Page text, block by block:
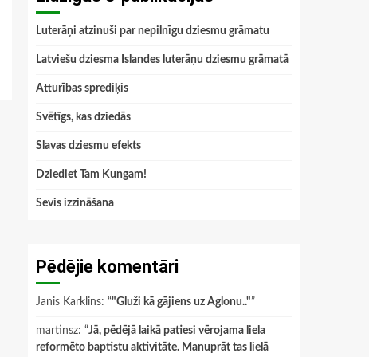
Luterāņi atzinuši par nepilnīgu dziesmu grāmatu
Latviešu dziesma Islandes luterāņu dziesmu grāmatā
Atturības sprediķis
Svētīgs, kas dziedās
Slavas dziesmu efekts
Dziediet Tam Kungam!
Sevis izzināšana
Pēdējie komentāri
Janis Karklins: “"Gluži kā gājiens uz Aglonu.."”
martinsz: “Jā, pēdējā laikā patiesi vērojama liela
reformēto baptistu aktivitāte. Manuprāt tas lielā